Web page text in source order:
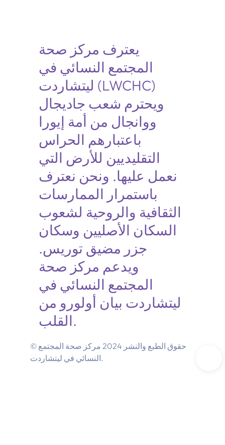
يعترف مركز صحة
المجتمع النسائي في
ليتشاردت (LWCHC)
ويحترم شعب جاديجال
ووانجال من أمة إيورا
باعتبارهم الحراس
التقليديين للأرض التي
نعمل عليها. ونحن نعترف
باستمرار الممارسات
الثقافية والروحية لشعوب
السكان الأصليين وسكان
جزر مضيق توريس.
ويدعم مركز صحة
المجتمع النسائي في
ليتشاردت بيان أولورو من
القلب.
© حقوق الطبع والنشر 2024 مركز صحة المجتمع
النسائي في ليتشاردت.